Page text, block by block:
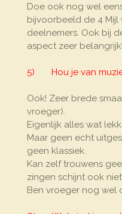
Doe ook nog wel
bijvoorbeeld de 4 Mijl
deelnemers. Ook bij
aspect zeer belangrijk!
5) Hou je van
Ook! Zeer brede
vroeger).
Eigenlijk alles wat
Maar geen echt
geen klassiek.
Kan zelf trouwens
zingen schijnt ook
Ben vroeger nog wel